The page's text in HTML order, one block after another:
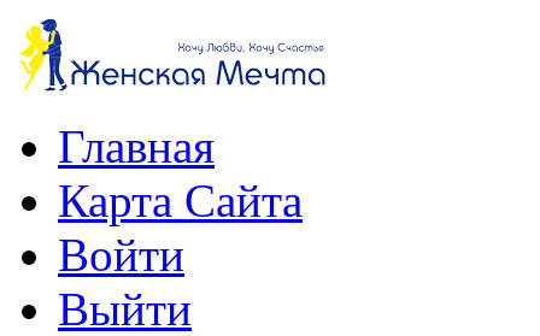
Главная
Карта Сайта
Войти
Выйти